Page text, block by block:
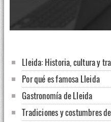
Lleida: Historia, cultura y
Por qué es famosa Lleida
Gastronomía de Lleida
Tradiciones y costumbres